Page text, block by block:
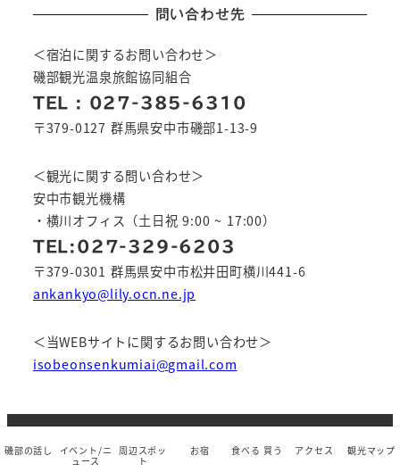
問い合わせ先
＜宿泊に関するお問い合わせ＞
磯部観光温泉旅館協同組合
TEL : 027-385-6310
〒379-0127 群馬県安中市磯部1-13-9
＜観光に関する問い合わせ＞
安中市観光機構
・横川オフィス（土日祝 9:00 ~ 17:00）
TEL:027-329-6203
〒379-0301 群馬県安中市松井田町横川441-6
ankankyo@lily.ocn.ne.jp
＜当WEBサイトに関するお問い合わせ＞
isobeonsenkumiai@gmail.com
磯部の話し
イベント/ニ
ュース
周辺スポッ
ト
お宿 食べる 買う アクセス 観光マップ